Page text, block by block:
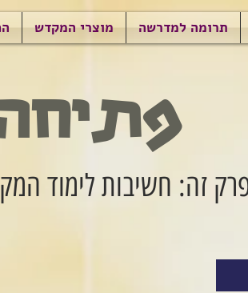
תרומה למדרשה מוצרי המקדש
זה: חשיבות לימוד